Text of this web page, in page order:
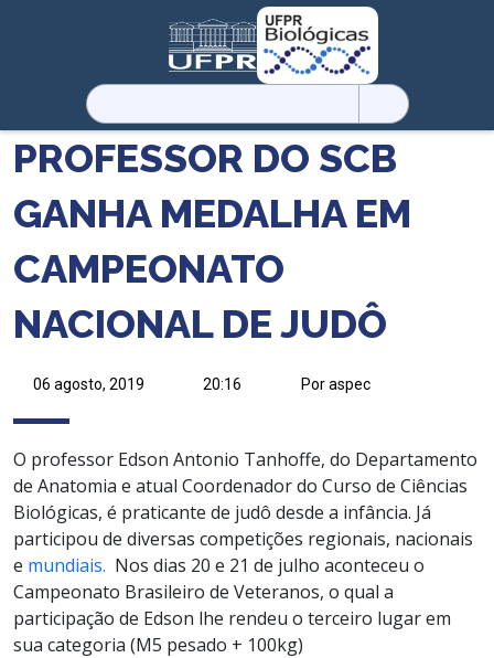
Pesquisar
por:
PROFESSOR DO SCB
GANHA MEDALHA EM
CAMPEONATO
NACIONAL DE JUDÔ
06 agosto, 2019 20:16 Por aspec
O professor Edson Antonio Tanhoffe, do Departamento
de Anatomia e atual Coordenador do Curso de Ciências
Biológicas, é praticante de judô desde a infância. Já
participou de diversas competições regionais, nacionais
e mundiais. Nos dias 20 e 21 de julho aconteceu o
Campeonato Brasileiro de Veteranos, o qual a
participação de Edson lhe rendeu o terceiro lugar em
sua categoria (M5 pesado + 100kg)